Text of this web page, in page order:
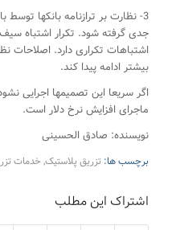
3- نظارت بر ترازنامه بانکها
جدی گرفته شود. تکرار اشتباه
اشتباهات تکراری دارد. اصلاحات
بیشتر ادامه پیدا کند.
ماجرای افزایش نرخ دلار است.
نویسنده: صادق الحسینی
برچسب ها: تزریق پلاستیک, خدمات
اشتراک این مطلب